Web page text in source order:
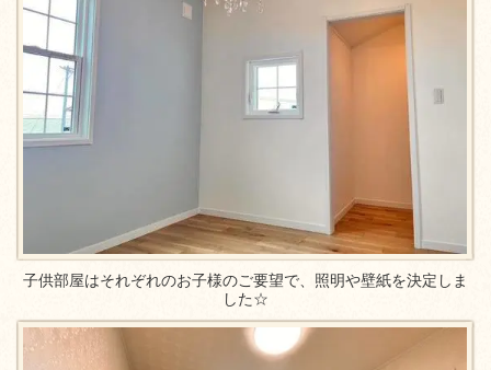
子供部屋はそれぞれのお子様のご要望で、照明や壁紙を決定しま
した☆